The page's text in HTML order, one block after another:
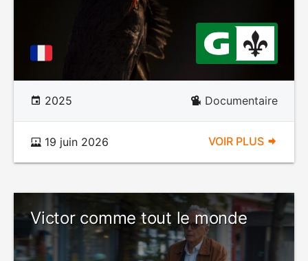
2025 Documentaire
19 juin 2026 VOIR PLUS
Victor comme tout le monde